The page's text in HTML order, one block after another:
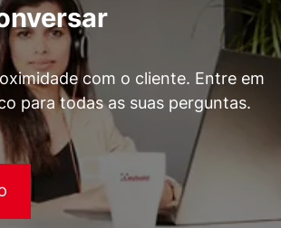
com o cliente. Entre em
para todas as suas perguntas.